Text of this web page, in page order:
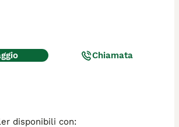
Chiamata
disponibili con: